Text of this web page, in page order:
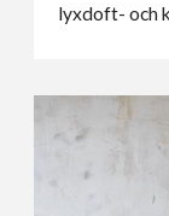
lyxdoft- och